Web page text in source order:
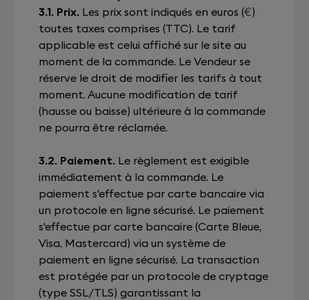
3.1. Prix. Les prix sont indiqués en euros (€)
toutes taxes comprises (TTC). Le tarif
applicable est celui affiché sur le site au
moment de la commande. Le Vendeur se
réserve le droit de modifier les tarifs à tout
moment. Aucune modification de tarif
(hausse ou baisse) ultérieure à la commande
ne pourra être réclamée.
3.2. Paiement. Le règlement est exigible
immédiatement à la commande. Le
paiement s'effectue par carte bancaire via
un protocole en ligne sécurisé. Le paiement
s'effectue par carte bancaire (Carte Bleue,
Visa, Mastercard) via un système de
paiement en ligne sécurisé. La transaction
est protégée par un protocole de cryptage
(type SSL/TLS) garantissant la